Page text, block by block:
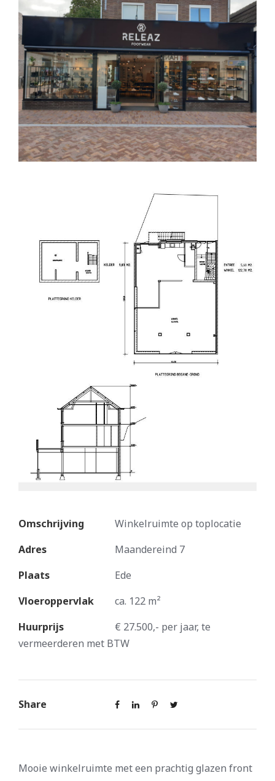
Omschrijving
Winkelruimte op toplocatie
Adres
Maandereind 7
Plaats
Ede
Vloeroppervlak
ca. 122 m²
Huurprijs
€ 27.500,- per jaar, te
vermeerderen met BTW
Share
Mooie winkelruimte met een prachtig glazen front